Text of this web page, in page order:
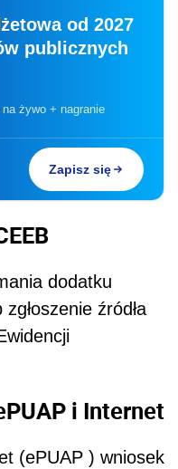
od 2027
publicznych
żywo + nagranie
Zapisz się
dodatku
źródła
i Internet
(ePUAP ) wniosek